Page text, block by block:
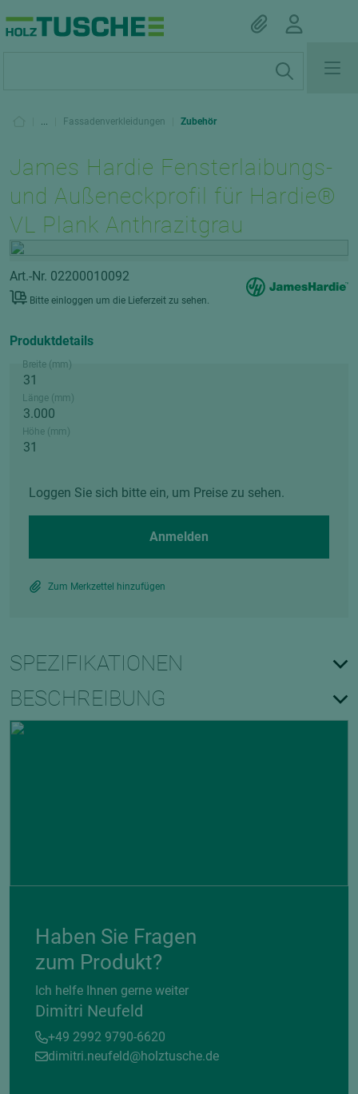
... Fassadenverkleidungen Zubehör
James Hardie Fensterlaibungs-
und Außeneckprofil für Hardie®
VL Plank Anthrazitgrau
Art.-Nr. 02200010092
Bitte einloggen um die Lieferzeit zu sehen.
Produktdetails
Breite (mm)
Länge (mm)
Höhe (mm)
Loggen Sie sich bitte ein, um Preise zu sehen.
Anmelden
Zum Merkzettel hinzufügen
SPEZIFIKATIONEN
BESCHREIBUNG
Haben Sie Fragen
zum Produkt?
Ich helfe Ihnen gerne weiter
Dimitri Neufeld
+49 2992 9790-6620
dimitri.neufeld@holztusche.de